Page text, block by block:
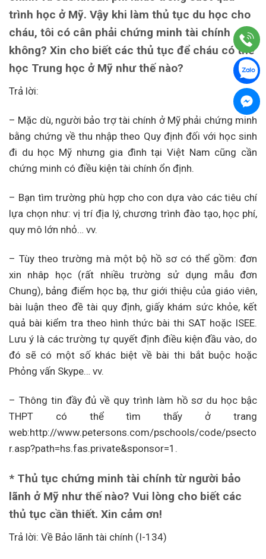
trình học ở Mỹ. Vậy khi làm thủ tục du học cho
cháu, tôi có cân phải chứng minh tài chính
không? Xin cho biết các thủ tục để cháu có thể
học Trung học ở Mỹ như thế nào?
Trả lời:
– Mặc dù, người bảo trợ tài chính ở Mỹ phải chứng minh
bằng chứng về thu nhập theo Quy định đối với học sinh
đi du học Mỹ nhưng gia đình tại Việt Nam cũng cần
chứng minh có điều kiện tài chính ổn định.
– Bạn tìm trường phù hợp cho con dựa vào các tiêu chí
lựa chọn như: vị trí địa lý, chương trình đào tạo, học phí,
quy mô lớn nhỏ… vv.
– Tùy theo trường mà một bộ hồ sơ có thể gồm: đơn
xin nhâp học (rất nhiều trường sử dụng mẫu đơn
Chung), bảng điểm học bạ, thư giới thiệu của giáo viên,
bài luận theo đề tài quy định, giấy khám sức khỏe, kết
quả bài kiểm tra theo hình thức bài thi SAT hoặc ISEE.
Lưu ý là các trường tự quyết định điều kiện đầu vào, do
đó sẽ có một số khác biệt về bài thi bắt buộc hoặc
Phỏng vấn Skype… vv.
– Thông tin đầy đủ về quy trình làm hồ sơ du học bậc
THPT có thể tìm thấy ở trang
web:http://www.petersons.com/pschools/code/psecto
r.asp?path=hs.fas.private&sponsor=1.
* Thủ tục chứng minh tài chính từ người bảo
lãnh ở Mỹ như thế nào? Vui lòng cho biết các
thủ tục cần thiết. Xin cảm ơn!
Trả lời: Về Bảo lãnh tài chính (I-134)